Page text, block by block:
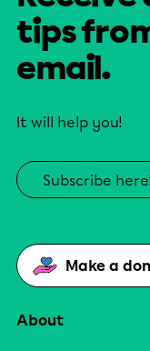
tips
email.
It will help you!
Subscribe
Make a
About